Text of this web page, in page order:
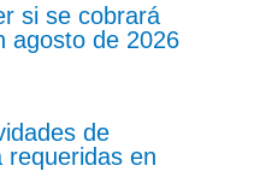
si se cobrará
agosto de 2026
de
requeridas en